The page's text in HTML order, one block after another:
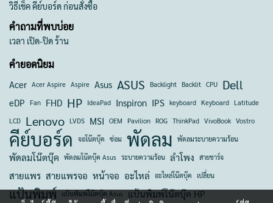
วิธีเช็ค คีย์บอร์ด ก่อนสั่งซื้อ
คำถามที่พบบ่อย
เวลา เปิด-ปิด ร้าน
คำยอดนิยม
Acer Acer Aspire Aspire Asus ASUS Backlight Backlit CPU Dell
eDP Fan FHD HP IdeaPad Inspiron IPS keyboard Keyboard Latitude
LCD Lenovo LVDS MSI OEM Pavilion ROG ThinkPad VivoBook Vostro
คีย์บอร์ด จอโน๊ตบุ๊ค ซ่อม พัดลม พัดลมระบายความร้อน
พัดลมโน๊ตบุ๊ค พัดลมโน๊ตบุ๊ค Asus ระบายความร้อน ลำโพง สายชาร์จ
สายแพร สายแพรจอ หน้าจอ อะไหล่ อะไหล่โน๊ตบุ๊ค เปลี่ยน
แป้นพิมพ์ แป้นพิมพ์โน๊ตบุ๊ค Asus แป้นพิมพ์โน๊ตบุ๊ค HP